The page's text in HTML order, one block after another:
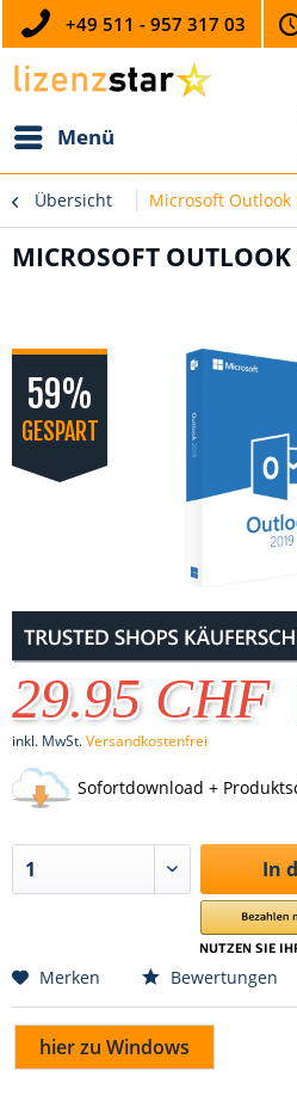
+49 511 - 957 317 03
Menü
Übersicht Microsoft Outlook
MICROSOFT
59%
GESPART
29.95 CHF
inkl. MwSt.Versandkostenfrei
Sofortdownload +
In
Merken Bewertungen
hier zu Windows